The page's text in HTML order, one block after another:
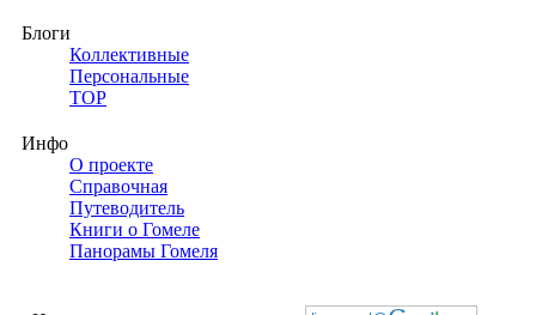
Блоги
Коллективные
Персональные
TOP
Инфо
О проекте
Справочная
Путеводитель
Книги о Гомеле
Панорамы Гомеля